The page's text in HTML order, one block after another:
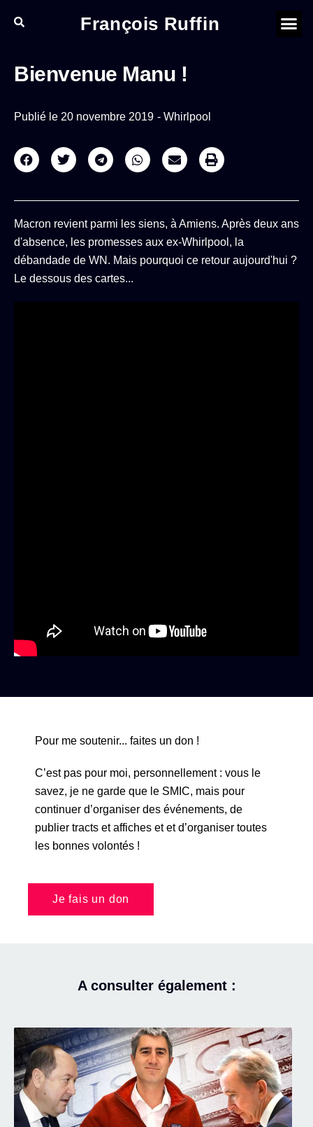
François Ruffin
Bienvenue Manu !
Publié le 20 novembre 2019 - Whirlpool
Macron revient parmi les siens, à Amiens. Après deux ans
d'absence, les promesses aux ex-Whirlpool, la
débandade de WN. Mais pourquoi ce retour aujourd'hui ?
Le dessous des cartes...
Pour me soutenir... faites un don !
C’est pas pour moi, personnellement : vous le
savez, je ne garde que le SMIC, mais pour
continuer d’organiser des événements, de
publier tracts et affiches et et d’organiser toutes
les bonnes volontés !
Je fais un don
A consulter également :